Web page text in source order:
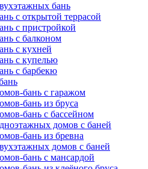
бань
с открытой террасой
с пристройкой
с балконом
с кухней
с купелью
с барбекю
бань с гаражом
бань из бруса
бань с бассейном
домов с баней
бань из бревна
домов с баней
бань с мансардой